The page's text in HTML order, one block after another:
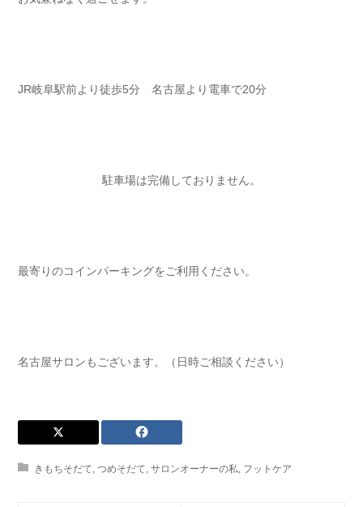
JR岐阜駅前より徒歩5分 名古屋より電車で20分⁡⁡⁡⁡
駐車場は完備しておりません⁡⁡⁡⁡。
最寄りのコインパーキングをご利用ください⁡⁡⁡⁡。
名古屋サロンもございます。（日時ご相談ください）
きもちそだて, つめそだて, サロンオーナーの私, フットケア